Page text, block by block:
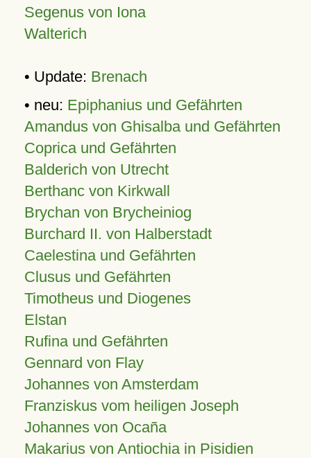
Segenus von Iona
Walterich
• Update: Brenach
• neu: Epiphanius und Gefährten
Amandus von Ghisalba und Gefährten
Coprica und Gefährten
Balderich von Utrecht
Berthanc von Kirkwall
Brychan von Brycheiniog
Burchard II. von Halberstadt
Caelestina und Gefährten
Clusus und Gefährten
Timotheus und Diogenes
Elstan
Rufina und Gefährten
Gennard von Flay
Johannes von Amsterdam
Franziskus vom heiligen Joseph
Johannes von Ocaña
Makarius von Antiochia in Pisidien